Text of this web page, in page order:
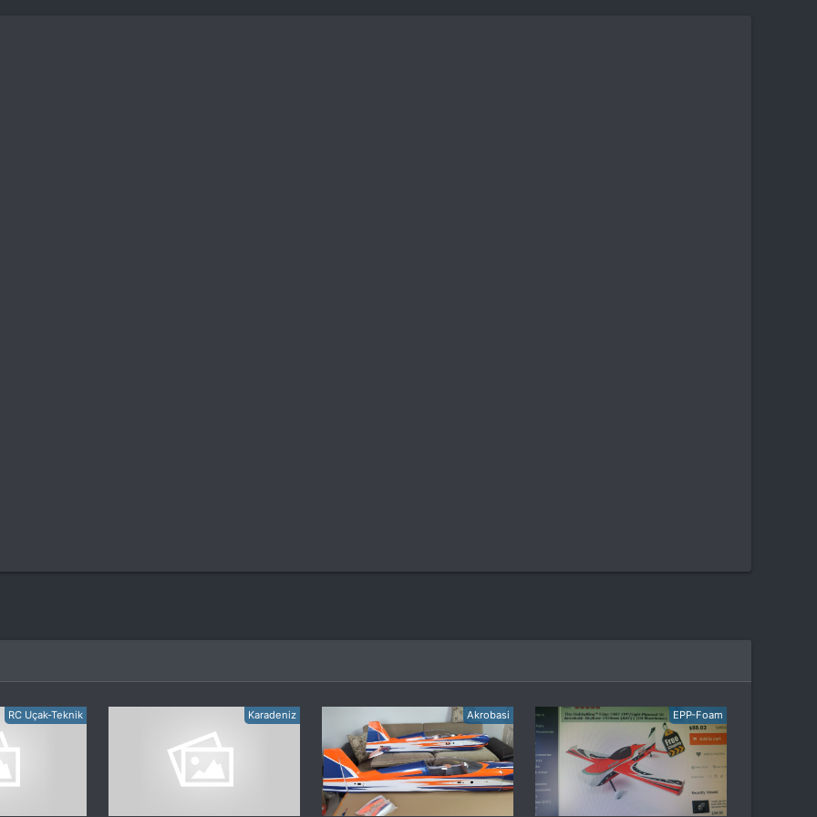
RC Uçak-Teknik Karadeniz Akrobasi EPP-Foam